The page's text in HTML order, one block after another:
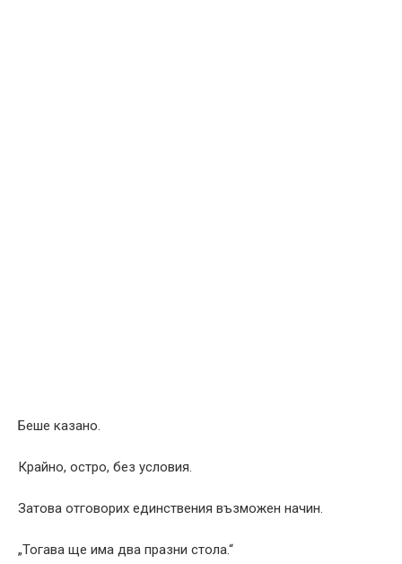
Беше казано.
Крайно, остро, без условия.
Затова отговорих единствения възможен начин.
„Тогава ще има два празни стола.“